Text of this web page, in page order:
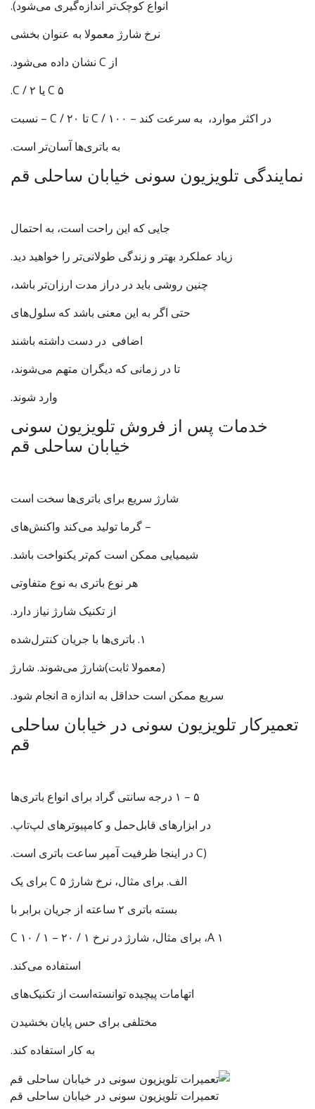
انواع کوچک‌تر اندازه‌گیری می‌شود).
نرخ شارژ معمولا به عنوان بخشی
از C نشان داده می‌شود.
۵ C یا C / ۲.
در اکثر موارد، به سرعت کند – C / ۱۰۰ تا C / ۲۰ – نسبت
به باتری‌ها آسان‌تر است.
نمایندگی تلویزیون سونی خیابان ساحلی قم
جایی که این راحت است، به احتمال
زیاد عملکرد بهتر و زندگی طولانی‌تر را خواهید دید.
چنین روشی باید در دراز مدت ارزان‌تر باشد،
حتی اگر به این معنی باشد که سلول‌های
اضافی در دست داشته باشند
تا در زمانی که دیگران متهم می‌شوند،
وارد شوند.
خدمات پس از فروش تلویزیون سونی
خیابان ساحلی قم
شارژ سریع برای باتری‌ها سخت است
– گرما تولید می‌کند واکنش‌های
شیمیایی ممکن است کم‌تر یکنواخت باشد.
هر نوع باتری به نوع متفاوتی
از تکنیک شارژ نیاز دارد.
۱. باتری‌ها با جریان کنترل‌شده
(معمولا ثابت)شارژ می‌شوند. شارژ
سریع ممکن است حداقل به اندازه a انجام شود.
تعمیرکار تلویزیون سونی در خیابان ساحلی
قم
۵ – ۱ درجه سانتی گراد برای انواع باتری‌ها
در ابزارهای قابل‌حمل و کامپیوترهای لپ‌تاپ.
(C در اینجا ظرفیت آمپر ساعت باتری است.
الف. برای مثال، نرخ شارژ ۵ C برای یک
بسته باتری ۲ ساعته از جریان برابر با
۱ A، برای مثال، شارژ در نرخ ۱ / ۲۰ – ۱ / ۱۰ C
استفاده می‌کند.
اتهامات پیچیده توانسته‌است از تکنیک‌های
مختلفی برای حس پایان بخشیدن
به کار استفاده کند.
تعمیرات تلویزیون سونی در خیابان ساحلی قم